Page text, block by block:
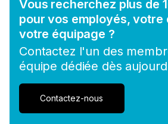
Vous recherchez plus de
pour vos employés, votre
votre équipage ?
Contactez l'un des
équipe dédiée dès
Contactez-nous